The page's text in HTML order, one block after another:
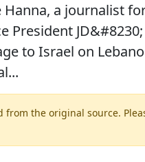
a journalist
President JD&#8230;
to Israel on
from the original source.